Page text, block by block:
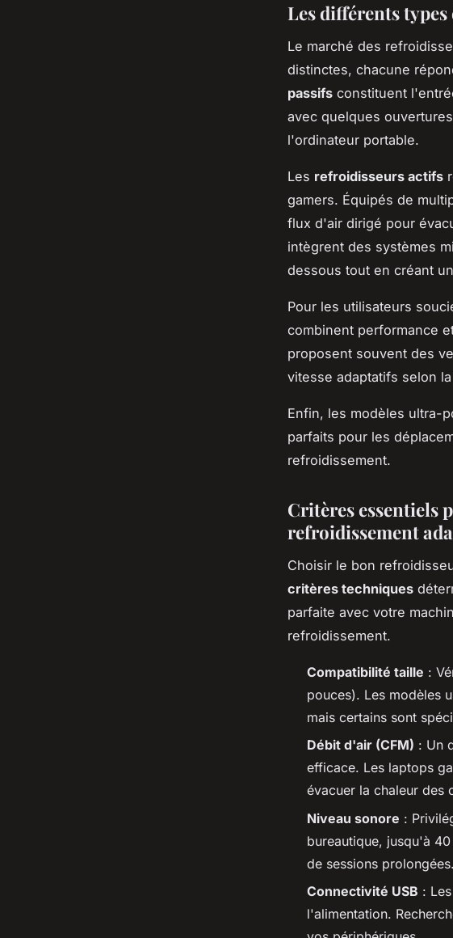
Les différents
Le marché des
distinctes, chacune
passifs constituent
avec quelques
l'ordinateur portable.
Les refroidisseurs actifs
gamers. Équipés de
flux d'air dirigé pour
intègrent des systèmes
dessous tout en créant
Pour les utilisateurs
combinent performance
proposent souvent des
vitesse adaptatifs selon
Enfin, les modèles ultra-
parfaits pour les
refroidissement.
Critères essentiels
refroidissement
Choisir le bon
critères techniques
parfaite avec votre
refroidissement.
Compatibilité taille :
pouces). Les modèles
mais certains sont
Débit d'air (CFM) : Un
efficace. Les laptops
évacuer la chaleur des
Niveau sonore :
bureautique, jusqu'à
de sessions prolongées.
Connectivité USB :
l'alimentation.